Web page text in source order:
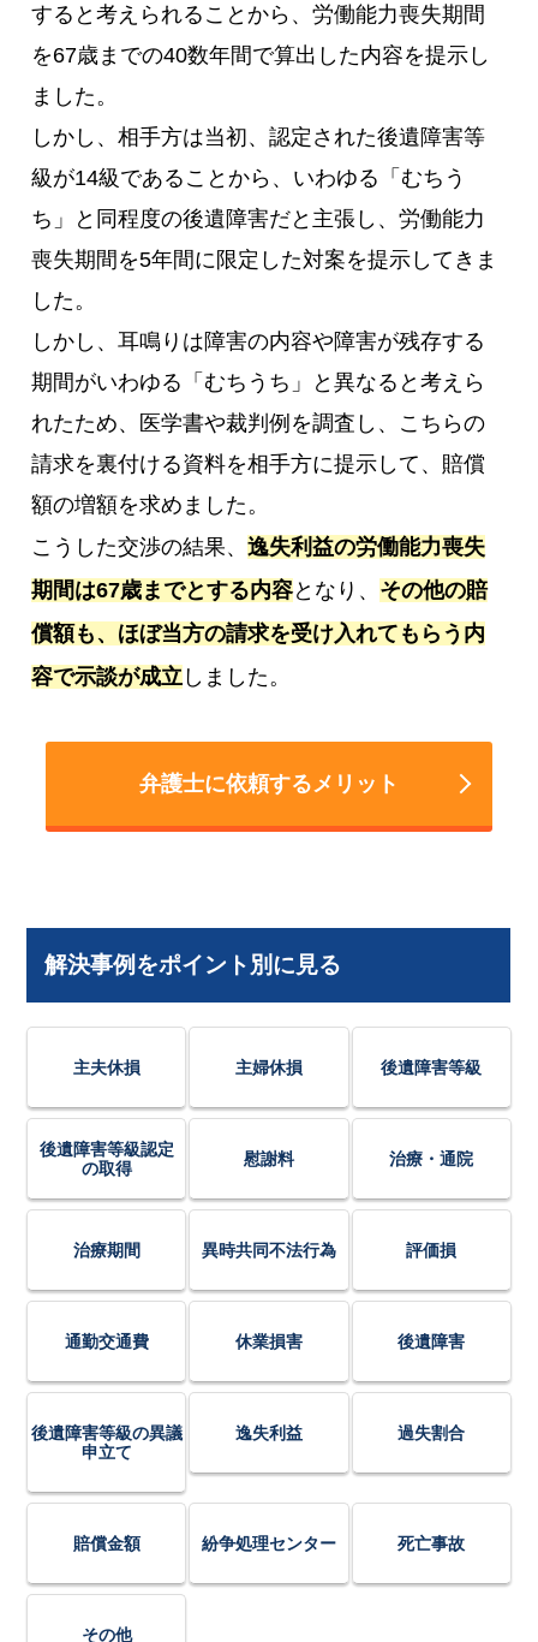
すると考えられることから、労働能力喪失期間
を67歳までの40数年間で算出した内容を提示し
ました。
しかし、相手方は当初、認定された後遺障害等
級が14級であることから、いわゆる「むちう
ち」と同程度の後遺障害だと主張し、労働能力
喪失期間を5年間に限定した対案を提示してきま
した。
しかし、耳鳴りは障害の内容や障害が残存する
期間がいわゆる「むちうち」と異なると考えら
れたため、医学書や裁判例を調査し、こちらの
請求を裏付ける資料を相手方に提示して、賠償
額の増額を求めました。
こうした交渉の結果、逸失利益の労働能力喪失
期間は67歳までとする内容となり、 その他の賠
償額も、ほぼ当方の請求を受け入れてもらう内
容で示談が成立 しました。
弁護士に依頼するメリット
解決事例をポイント別に見る
主夫休損 主婦休損 後遺障害等級
後遺障害等級認定
の取得
慰謝料 治療・通院
治療期間 異時共同不法行為 評価損
通勤交通費 休業損害 後遺障害
後遺障害等級の異議
申立て
逸失利益 過失割合
賠償金額 紛争処理センター 死亡事故
その他